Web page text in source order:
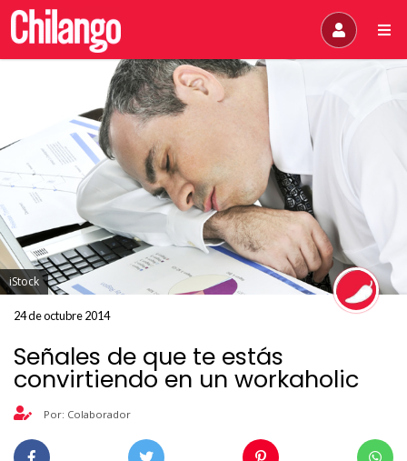
iStock
24 de octubre 2014
Señales de que te estás
convirtiendo en un workaholic
Por: Colaborador